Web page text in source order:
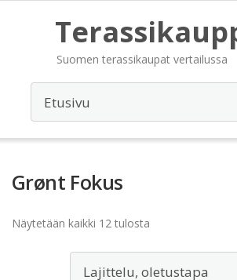
Suomen terassikaupat vertailussa
Grønt Fokus
Näytetään kaikki 12 tulosta